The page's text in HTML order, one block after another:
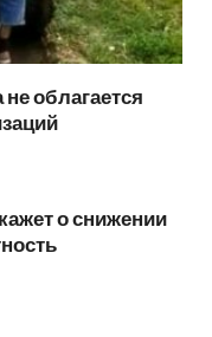
облагается
о снижении